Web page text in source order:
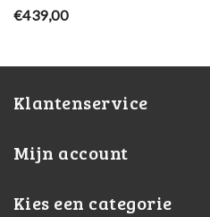
Bestway
€439,00
Klantenservice
Mijn account
Kies een categorie